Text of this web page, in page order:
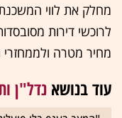
מחלק את לווי
לרוכשי דירות
מחיר מטרה
עוד בנושא נדל"ן